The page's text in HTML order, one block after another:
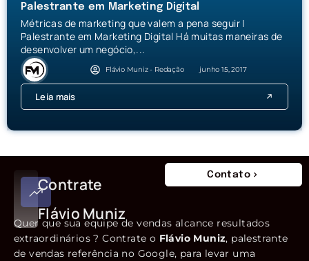
Palestrante em Marketing Digital
Métricas de marketing que valem a pena seguir |
Palestrante em Marketing Digital Há muitas maneiras de
desenvolver um negócio,...
Flávio Muniz - Redação junho 15, 2017
Leia mais
Contrate
Flávio Muniz
Contato
Quer que sua equipe de vendas alcance resultados
extraordinários ? Contrate o Flávio Muniz, palestrante
de vendas referência no Google, para levar uma